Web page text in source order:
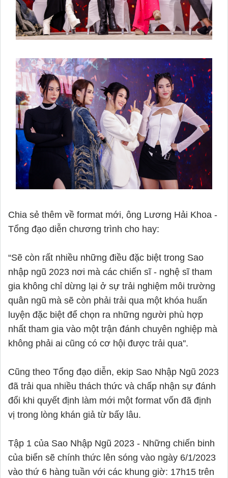
Chia sẻ thêm về format mới, ông Lương Hải Khoa -
Tổng đạo diễn chương trình cho hay:
“Sẽ còn rất nhiều những điều đặc biệt trong Sao
nhập ngũ 2023 nơi mà các chiến sĩ - nghệ sĩ tham
gia không chỉ dừng lại ở sự trải nghiệm môi trường
quân ngũ mà sẽ còn phải trải qua một khóa huấn
luyện đặc biệt để chọn ra những người phù hợp
nhất tham gia vào một trận đánh chuyên nghiệp mà
không phải ai cũng có cơ hội được trải qua''.
Cũng theo Tổng đạo diễn, ekip Sao Nhập Ngũ 2023
đã trải qua nhiều thách thức và chấp nhận sự đánh
đổi khi quyết định làm mới một format vốn đã định
vị trong lòng khán giả từ bấy lâu.
Tập 1 của Sao Nhập Ngũ 2023 - Những chiến binh
của biển sẽ chính thức lên sóng vào ngày 6/1/2023
vào thứ 6 hàng tuần với các khung giờ: 17h15 trên